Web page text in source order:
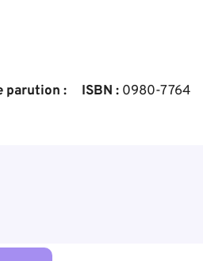
parution :
ISBN : 0980-7764